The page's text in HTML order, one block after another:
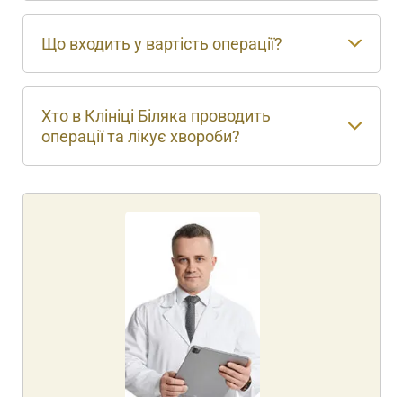
Що входить у вартість операції?
Хто в Клініці Біляка проводить
операції та лікує хвороби?